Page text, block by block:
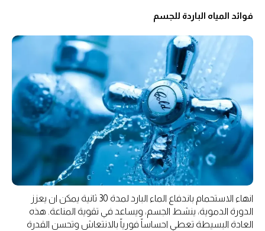
فوائد المياه الباردة للجسم
انهاء الاستحمام باندفاع الماء البارد لمدة 30 ثانية يمكن ان يعزز
الدورة الدموية، ينشط الجسم، ويساعد في تقوية المناعة. هذه
العادة البسيطة تعطي احساساً فورياً بالانتعاش وتحسن القدرة